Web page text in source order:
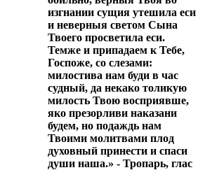
изгнании сущия утешила еси
и неверныя светом Сына
Твоего просветила еси.
Темже и припадаем к Тебе,
Госпоже, со слезами:
милостива нам буди в час
судный, да некако толикую
милость Твою восприявше,
яко презорливи наказани
будем, но подаждь нам
Твоими молитвами плод
духовный принести и спаси
души наша.» - Тропарь, глас